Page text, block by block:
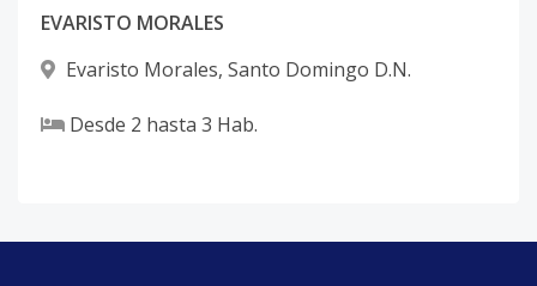
EVARISTO MORALES
Evaristo Morales, Santo Domingo D.N.
Desde 2 hasta 3 Hab.